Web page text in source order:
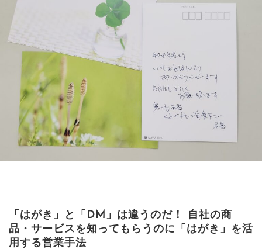
「はがき」と「DM」は違うのだ！ 自社の商
品・サービスを知ってもらうのに「はがき」を活
用する営業手法